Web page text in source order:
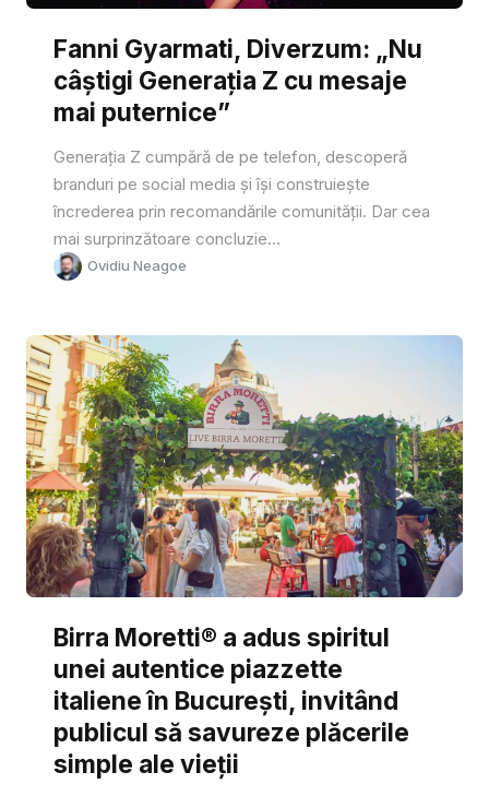
Fanni Gyarmati, Diverzum: „Nu
câștigi Generația Z cu mesaje
mai puternice”
Generația Z cumpără de pe telefon, descoperă
branduri pe social media și își construiește
încrederea prin recomandările comunității. Dar cea
mai surprinzătoare concluzie...
Ovidiu Neagoe
Birra Moretti® a adus spiritul
unei autentice piazzette
italiene în București, invitând
publicul să savureze plăcerile
simple ale vieții